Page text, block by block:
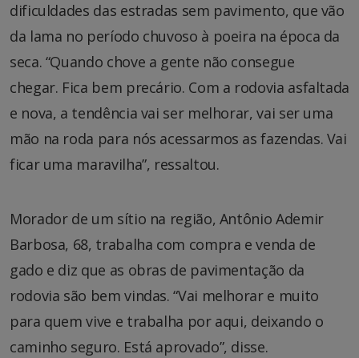
dificuldades das estradas sem pavimento, que vão
da lama no período chuvoso à poeira na época da
seca. “Quando chove a gente não consegue
chegar. Fica bem precário. Com a rodovia asfaltada
e nova, a tendência vai ser melhorar, vai ser uma
mão na roda para nós acessarmos as fazendas. Vai
ficar uma maravilha”, ressaltou.
Morador de um sítio na região, Antônio Ademir
Barbosa, 68, trabalha com compra e venda de
gado e diz que as obras de pavimentação da
rodovia são bem vindas. “Vai melhorar e muito
para quem vive e trabalha por aqui, deixando o
caminho seguro. Está aprovado”, disse.